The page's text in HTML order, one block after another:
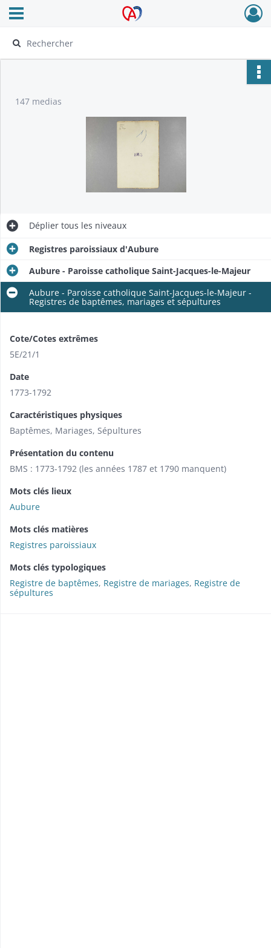
Archives Alsace - Colmar
Ouvrir le menu déroulant
147 medias
Déplier tous les niveaux
Registres paroissiaux d'Aubure
Aubure - Paroisse catholique Saint-Jacques-le-Majeur
Aubure - Paroisse catholique Saint-Jacques-le-Majeur -
Registres de baptêmes, mariages et sépultures
Cote/Cotes extrêmes
5E/21/1
Date
1773-1792
Caractéristiques physiques
Baptêmes, Mariages, Sépultures
Présentation du contenu
BMS : 1773-1792 (les années 1787 et 1790 manquent)
Mots clés lieux
Aubure
Mots clés matières
Registres paroissiaux
Mots clés typologiques
Registre de baptêmes, Registre de mariages, Registre de
sépultures